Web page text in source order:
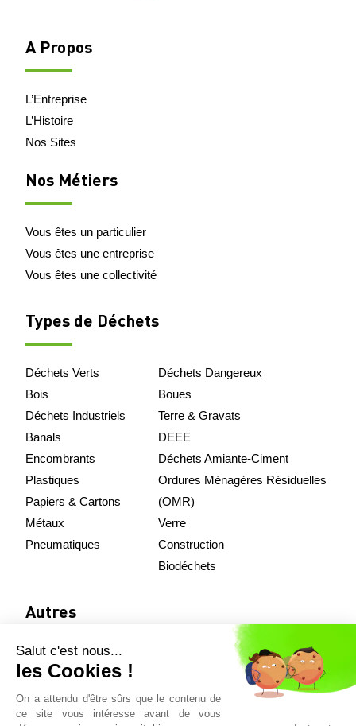
A Propos
L’Entreprise
L’Histoire
Nos Sites
Nos Métiers
Vous êtes un particulier
Vous êtes une entreprise
Vous êtes une collectivité
Types de Déchets
Déchets Verts
Bois
Déchets Industriels
Banals
Encombrants
Plastiques
Papiers & Cartons
Métaux
Pneumatiques
Déchets Dangereux
Boues
Terre & Gravats
DEEE
Déchets Amiante-Ciment
Ordures Ménagères Résiduelles
(OMR)
Verre
Construction
Biodéchets
Autres
Nos équipements
Actualités
Salut c'est nous...
les Cookies !
On a attendu d'être sûrs que le contenu de
ce site vous intéresse avant de vous